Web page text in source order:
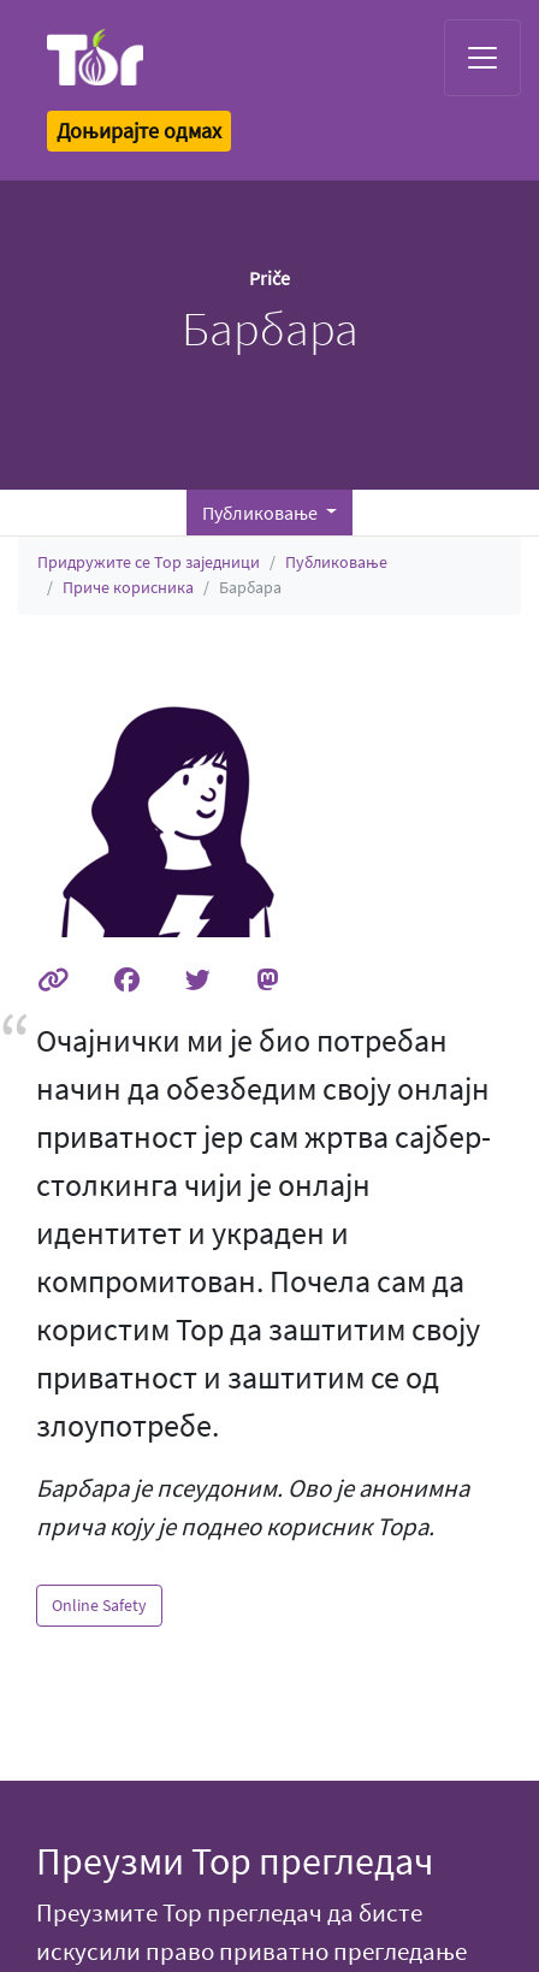
Доњирајте одмах
Priče
Барбара
Публиковање
Придружите се Тор заједници
Публиковање
Приче корисника
Барбара
Очајнички ми је био потребан
начин да обезбедим своју онлајн
приватност јер сам жртва сајбер-
столкинга чији је онлајн
идентитет и украден и
компромитован. Почела сам да
користим Тор да заштитим своју
приватност и заштитим се од
злоупотребе.
Барбара је псеудоним. Ово је анонимна
прича коју је поднео корисник Тора.
Online Safety
Преузми Тор прегледач
Преузмите Тор прегледач да бисте
искусили право приватно прегледање